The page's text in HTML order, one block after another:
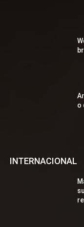
o
INTERNACIONAL